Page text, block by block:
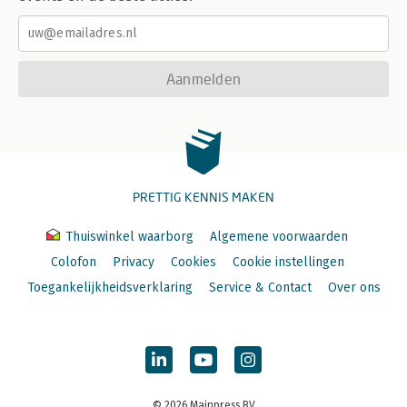
Aanmelden
PRETTIG KENNIS MAKEN
Thuiswinkel waarborg
Algemene voorwaarden
Colofon
Privacy Cookies
Cookie instellingen
Toegankelijkheidsverklaring
Service & Contact Over ons